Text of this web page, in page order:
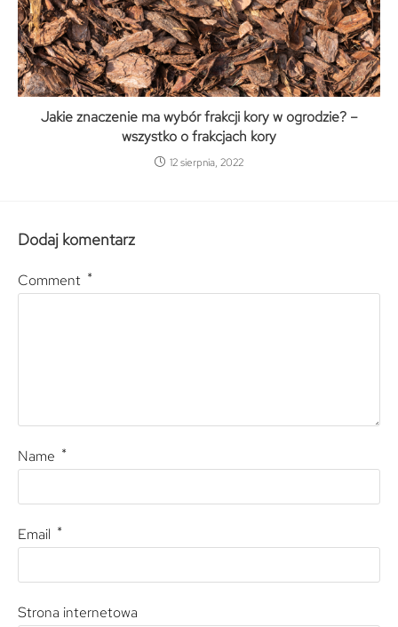
Jakie znaczenie ma wybór frakcji kory w ogrodzie? –
wszystko o frakcjach kory
12 sierpnia, 2022
Dodaj komentarz
Comment *
Name *
Email *
Strona internetowa